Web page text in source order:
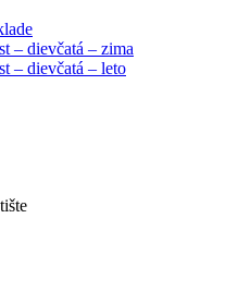
– dievčatá – zima
– dievčatá – leto